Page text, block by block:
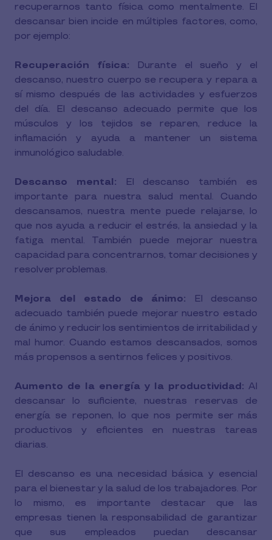
recuperarnos tanto física como mentalmente. El
descansar bien incide en múltiples factores, como,
por ejemplo:
Recuperación física: Durante el sueño y el
descanso, nuestro cuerpo se recupera y repara a
sí mismo después de las actividades y esfuerzos
del día. El descanso adecuado permite que los
músculos y los tejidos se reparen, reduce la
inflamación y ayuda a mantener un sistema
inmunológico saludable.
Descanso mental: El descanso también es
importante para nuestra salud mental. Cuando
descansamos, nuestra mente puede relajarse, lo
que nos ayuda a reducir el estrés, la ansiedad y la
fatiga mental. También puede mejorar nuestra
capacidad para concentrarnos, tomar decisiones y
resolver problemas.
Mejora del estado de ánimo: El descanso
adecuado también puede mejorar nuestro estado
de ánimo y reducir los sentimientos de irritabilidad y
mal humor. Cuando estamos descansados, somos
más propensos a sentirnos felices y positivos.
Aumento de la energía y la productividad: Al
descansar lo suficiente, nuestras reservas de
energía se reponen, lo que nos permite ser más
productivos y eficientes en nuestras tareas
diarias.
El descanso es una necesidad básica y esencial
para el bienestar y la salud de los trabajadores. Por
lo mismo, es importante destacar que las
empresas tienen la responsabilidad de garantizar
que sus empleados puedan descansar